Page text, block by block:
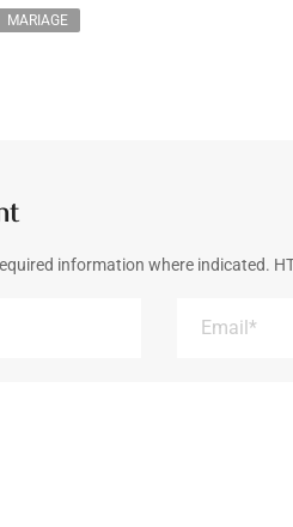
MARIAGE
information where indicated.